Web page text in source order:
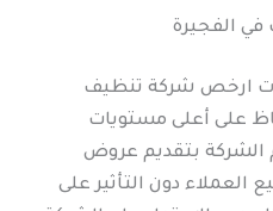
الفجيرة
ارخص شركة تنظيف
على أعلى مستويات
الشركة بتقديم عروض
دون التأثير على